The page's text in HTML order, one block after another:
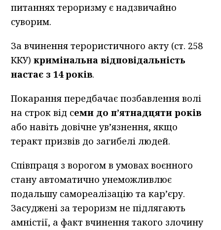
питаннях тероризму є надзвичайно
суворим.
За вчинення терористичного акту (ст. 258
ККУ)кримінальна відповідальність
настає з 14 років.
Покарання передбачає позбавлення волі
на строк від семи до п’ятнадцяти років
або навіть довічне ув’язнення, якщо
теракт призвів до загибелі людей.
Співпраця з ворогом в умовах воєнного
стану автоматично унеможливлює
подальшу самореалізацію та кар’єру.
Засуджені за тероризм не підлягають
амністії, а факт вчинення такого злочину